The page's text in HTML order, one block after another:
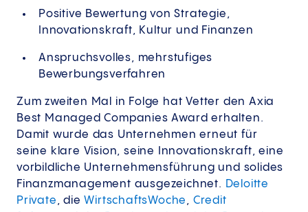
Positive Bewertung von Strategie,
Innovationskraft, Kultur und Finanzen
Anspruchsvolles, mehrstufiges
Bewerbungsverfahren
Zum zweiten Mal in Folge hat Vetter den Axia
Best Managed Companies Award erhalten.
Damit wurde das Unternehmen erneut für
seine klare Vision, seine Innovationskraft, eine
vorbildliche Unternehmensführung und solides
Finanzmanagement ausgezeichnet. Deloitte
Private, dieWirtschaftsWoche, Credit